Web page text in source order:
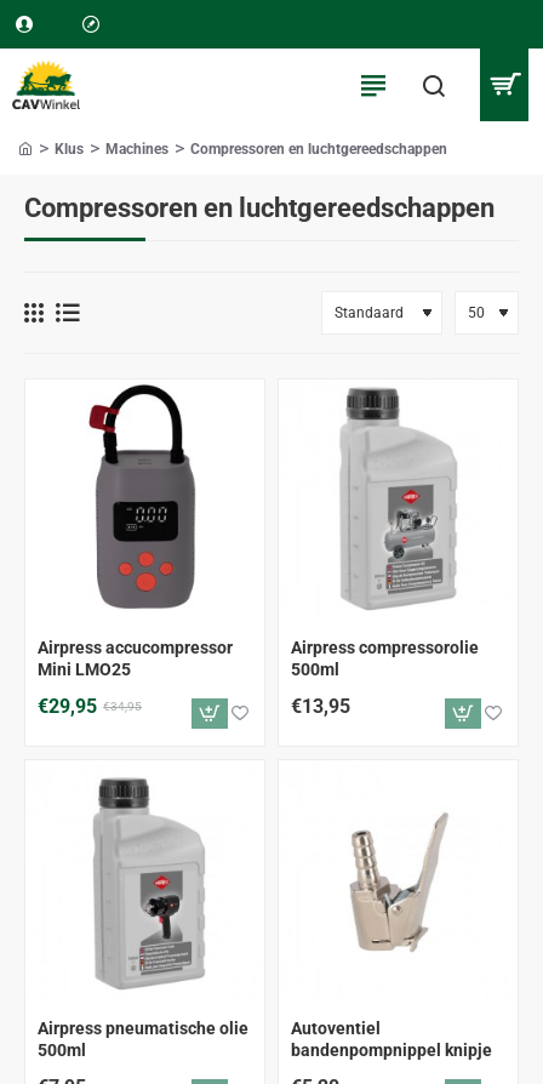
Compressoren en luchtgereedschappen
Klus Machines Compressoren en luchtgereedschappen
Airpress accucompressor
Mini LMO25
€29,95 €34,95
Airpress compressorolie
500ml
€13,95
Airpress pneumatische olie
500ml
Autoventiel
bandenpompnippel knipje